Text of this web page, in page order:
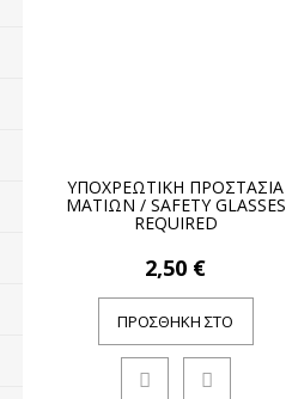
ΥΠΟΧΡΕΩΤΙΚΗ ΠΡΟΣΤΑΣΙΑ
ΜΑΤΙΩΝ / SAFETY GLASSES
REQUIRED
2,50 €
ΠΡΟΣΘΉΚΗ ΣΤΟ